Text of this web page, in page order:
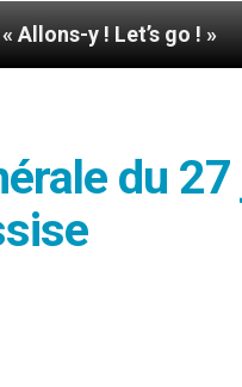
go ! »
du